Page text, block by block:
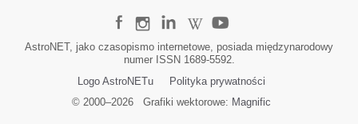
AstroNET, jako czasopismo internetowe, posiada międzynarodowy
numer ISSN 1689-5592.
Logo AstroNETu
Polityka prywatności
© 2000–2026Grafiki wektorowe: Magnific